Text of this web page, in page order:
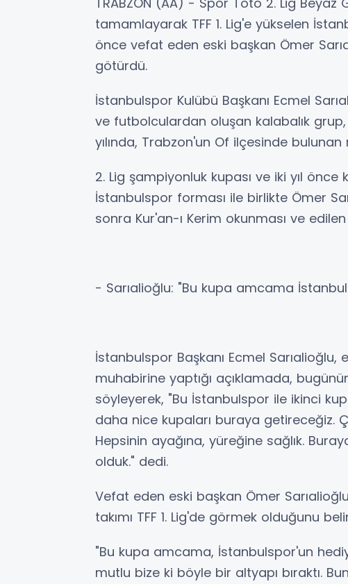
tamamlayarak TFF 1. Lig'e yükselen
önce vefat eden eski başkan Ömer
götürdü.
İstanbulspor Kulübü Başkanı Ecmel
ve futbolculardan oluşan kalabalık
yılında, Trabzon'un Of ilçesinde bulunan
2. Lig şampiyonluk kupası ve iki yıl önce
İstanbulspor forması ile birlikte Ömer
sonra Kur'an-ı Kerim okunması ve
- Sarıalioğlu: "Bu kupa amcama
İstanbulspor Başkanı Ecmel Sarıalioğlu,
muhabirine yaptığı açıklamada,
söyleyerek, "Bu İstanbulspor ile ikinci
daha nice kupaları buraya getireceğiz.
Hepsinin ayağına, yüreğine sağlık.
olduk." dedi.
Vefat eden eski başkan Ömer
takımı TFF 1. Lig'de görmek olduğunu
"Bu kupa amcama, İstanbulspor'un
mutlu bize ki böyle bir altyapı bıraktı.